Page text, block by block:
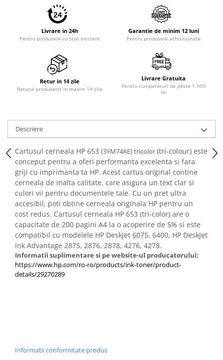
Piese si accesorii
Accesorii Printing
PC Gaming
All-in-One PC
Mini PC
Monitoare
Monitoare LED
Accesorii monitoare
Componente
Placi video
Procesoare
Placi de baza
Memorii RAM
SSD-uri interne
Ventilatoare
Livrare in 24h
Pentru produsele cu stoc existent
Garantie de minim 12 luni
Pentru produsele achizitionate
Retur in 14 zile
Returul produselor in maxim 14 zile
Livrare Gratuita
Pentru cumparaturi de peste 1.500
lei
Descriere
Cartusul cerneala HP 653 (3YM74AE) tricolor(tri-colour) este
conceput pentru a oferi performanta excelenta si fara
griji cu imprimanta ta HP. Acest cartus original contine
cerneala de inalta calitate, care asigura un text clar si
culori vii pentru documentele tale. Cu un pret ultra
accesibil, poti obtine cerneala originala HP pentru un
cost redus. Cartusul cerneala HP 653 (tri-color) are o
capacitate de 200 pagini A4 la o acoperire de 5% si este
compatibil cu modelele HP DeskJet 6075, 6400, HP DeskJet
Ink Advantage 2875, 2876, 2878, 4276, 4278.
Informatii suplimentare si pe website-ul producatorului:
https://www.hp.com/ro-ro/products/ink-toner/product-
details/29270289
Informatii conformitate produs